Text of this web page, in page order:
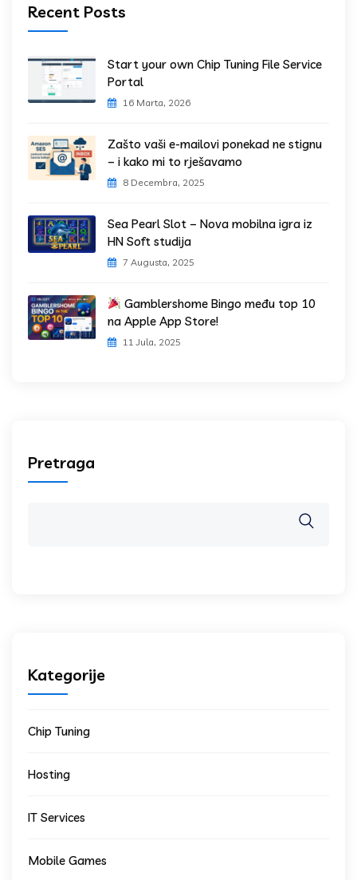
Recent Posts
Start your own Chip Tuning File Service
Portal
16 Marta, 2026
Zašto vaši e-mailovi ponekad ne stignu
– i kako mi to rješavamo
8 Decembra, 2025
Sea Pearl Slot – Nova mobilna igra iz
HN Soft studija
7 Augusta, 2025
Gamblershome Bingo među top 10
na Apple App Store!
11 Jula, 2025
Pretraga
Kategorije
Chip Tuning
Hosting
IT Services
Mobile Games